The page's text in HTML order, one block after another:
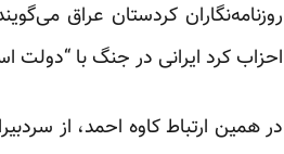
روزنامه‌نگاران کردستان عراق
احزاب کرد ایرانی در جنگ با “دولت
در همین ارتباط کاوه احمد، از